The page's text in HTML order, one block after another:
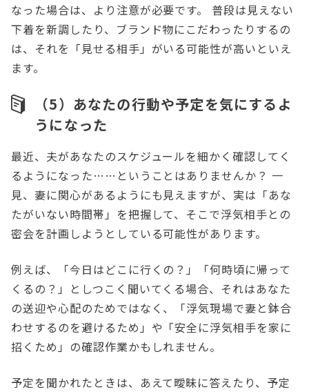
なった場合は、より注意が必要です。 普段は見えない
下着を新調したり、ブランド物にこだわったりするの
は、それを「見せる相手」がいる可能性が高いといえ
ます。
（5）あなたの行動や予定を気にするよ
うになった
最近、夫があなたのスケジュールを細かく確認してく
るようになった……ということはありませんか？ 一
見、妻に関心があるようにも見えますが、実は「あな
たがいない時間帯」を把握して、そこで浮気相手との
密会を計画しようとしている可能性があります。
例えば、「今日はどこに行くの？」「何時頃に帰って
くるの？」としつこく聞いてくる場合、それはあなた
の送迎や心配のためではなく、「浮気現場で妻と鉢合
わせするのを避けるため」や「安全に浮気相手を家に
招くため」の確認作業かもしれません。
予定を聞かれたときは、あえて曖昧に答えたり、予定